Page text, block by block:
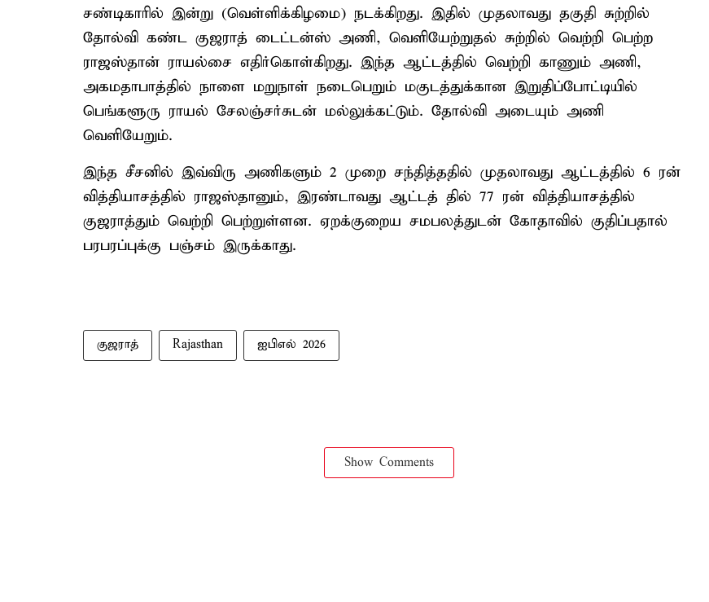
சண்டிகாரில் இன்று (வெள்ளிக்கிழமை) நடக்கிறது. இதில் முதலாவது தகுதி சுற்றில்
தோல்வி கண்ட குஜராத் டைட்டன்ஸ் அணி, வெளியேற்றுதல் சுற்றில் வெற்றி பெற்ற
ராஜஸ்தான் ராயல்சை எதிர்கொள்கிறது. இந்த ஆட்டத்தில் வெற்றி காணும் அணி,
அகமதாபாத்தில் நாளை மறுநாள் நடைபெறும் மகுடத்துக்கான இறுதிப்போட்டியில்
பெங்களூரு ராயல் சேலஞ்சர்சுடன் மல்லுக்கட்டும். தோல்வி அடையும் அணி
வெளியேறும்.
இந்த சீசனில் இவ்விரு அணிகளும் 2 முறை சந்தித்ததில் முதலாவது ஆட்டத்தில் 6 ரன்
வித்தியாசத்தில் ராஜஸ்தானும், இரண்டாவது ஆட்டத் தில் 77 ரன் வித்தியாசத்தில்
குஜராத்தும் வெற்றி பெற்றுள்ளன. ஏறக்குறைய சமபலத்துடன் கோதாவில் குதிப்பதால்
பரபரப்புக்கு பஞ்சம் இருக்காது.
குஜராத் Rajasthan ஐபிஎல் 2026
Show Comments